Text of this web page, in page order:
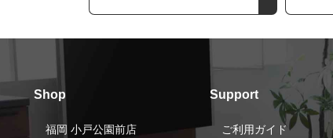
Shop
福岡 小戸公園前店
Support
ご利用ガイド